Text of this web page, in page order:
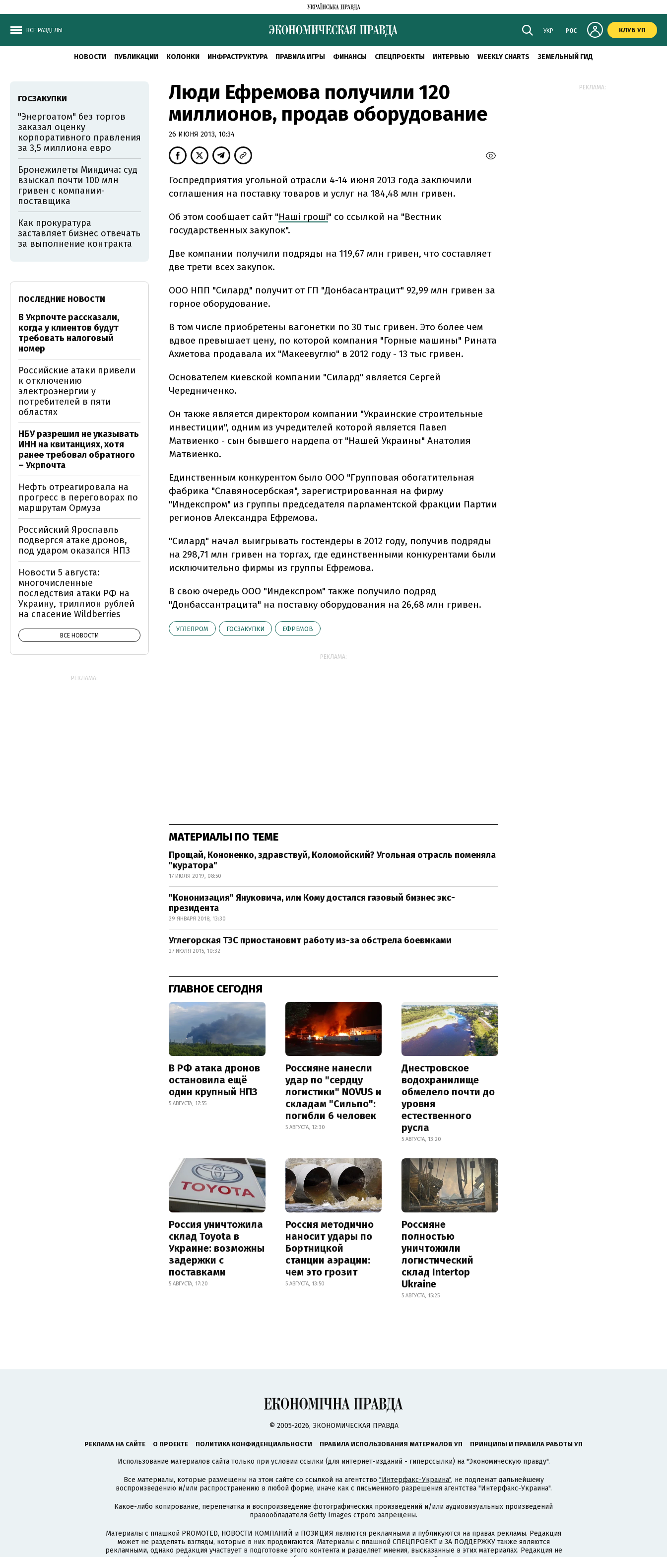
ВСЕ РАЗДЕЛЫ УКР РОС КЛУБ УП
НОВОСТИ ПУБЛИКАЦИИ КОЛОНКИ ИНФРАСТРУКТУРА ПРАВИЛА ИГРЫ ФИНАНСЫ СПЕЦПРОЕКТЫ ИНТЕРВЬЮ WEEKLY CHARTS ЗЕМЕЛЬНЫЙ ГИД
Люди Ефремова получили 120
миллионов, продав оборудование
26 ИЮНЯ 2013, 10:34
Госпредприятия угольной отрасли 4-14 июня 2013 года заключили
соглашения на поставку товаров и услуг на 184,48 млн гривен.
Об этом сообщает сайт "Наші гроші" со ссылкой на "Вестник
государственных закупок".
Две компании получили подряды на 119,67 млн гривен, что составляет
две трети всех закупок.
ООО НПП "Силард" получит от ГП "Донбасантрацит" 92,99 млн гривен за
горное оборудование.
В том числе приобретены вагонетки по 30 тыс гривен. Это более чем
вдвое превышает цену, по которой компания "Горные машины" Рината
Ахметова продавала их "Макеевуглю" в 2012 году - 13 тыс гривен.
Основателем киевской компании "Силард" является Сергей
Чередниченко.
Он также является директором компании "Украинские строительные
инвестиции", одним из учредителей которой является Павел
Матвиенко - сын бывшего нардепа от "Нашей Украины" Анатолия
Матвиенко.
Единственным конкурентом было ООО "Групповая обогатительная
фабрика "Славяносербская", зарегистрированная на фирму
"Индекспром" из группы председателя парламентской фракции Партии
регионов Александра Ефремова.
"Силард" начал выигрывать гостендеры в 2012 году, получив подряды
на 298,71 млн гривен на торгах, где единственными конкурентами были
исключительно фирмы из группы Ефремова.
В свою очередь ООО "Индекспром" также получило подряд
"Донбассантрацита" на поставку оборудования на 26,68 млн гривен.
УГЛЕПРОМ ГОСЗАКУПКИ ЕФРЕМОВ
РЕКЛАМА:
МАТЕРИАЛЫ ПО ТЕМЕ
Прощай, Кононенко, здравствуй, Коломойский? Угольная отрасль поменяла
"куратора"
17 ИЮЛЯ 2019, 08:50
"Кононизация" Януковича, или Кому достался газовый бизнес экс-
президента
29 ЯНВАРЯ 2018, 13:30
Углегорская ТЭС приостановит работу из-за обстрела боевиками
27 ИЮЛЯ 2015, 10:32
ГЛАВНОЕ СЕГОДНЯ
В РФ атака дронов
остановила ещё
один крупный НПЗ
5 АВГУСТА, 17:55
Россияне нанесли
удар по "сердцу
логистики" NOVUS и
складам "Сильпо":
погибли 6 человек
5 АВГУСТА, 12:30
Днестровское
водохранилище
обмелело почти до
уровня
естественного
русла
5 АВГУСТА, 13:20
Россия уничтожила
склад Toyota в
Украине: возможны
задержки с
поставками
5 АВГУСТА, 17:20
Россия методично
наносит удары по
Бортницкой
станции аэрации:
чем это грозит
5 АВГУСТА, 13:50
Россияне
полностью
уничтожили
логистический
склад Intertop
Ukraine
5 АВГУСТА, 15:25
ГОСЗАКУПКИ
"Энергоатом" без торгов
заказал оценку
корпоративного правления
за 3,5 миллиона евро
Бронежилеты Миндича: суд
взыскал почти 100 млн
гривен с компании-
поставщика
Как прокуратура
заставляет бизнес отвечать
за выполнение контракта
ПОСЛЕДНИЕ НОВОСТИ
В Укрпочте рассказали,
когда у клиентов будут
требовать налоговый
номер
Российские атаки привели
к отключению
электроэнергии у
потребителей в пяти
областях
НБУ разрешил не указывать
ИНН на квитанциях, хотя
ранее требовал обратного
– Укрпочта
Нефть отреагировала на
прогресс в переговорах по
маршрутам Ормуза
Российский Ярославль
подвергся атаке дронов,
под ударом оказался НПЗ
Новости 5 августа:
многочисленные
последствия атаки РФ на
Украину, триллион рублей
на спасение Wildberries
ВСЕ НОВОСТИ
РЕКЛАМА:
РЕКЛАМА:
© 2005-2026, ЭКОНОМИЧЕСКАЯ ПРАВДА
РЕКЛАМА НА САЙТЕ О ПРОЕКТЕ ПОЛИТИКА КОНФИДЕНЦИАЛЬНОСТИ ПРАВИЛА ИСПОЛЬЗОВАНИЯ МАТЕРИАЛОВ УП ПРИНЦИПЫ И ПРАВИЛА РАБОТЫ УП
Использование материалов сайта только при условии ссылки (для интернет-изданий - гиперссылки) на "Экономическую правду".
Все материалы, которые размещены на этом сайте со ссылкой на агентство "Интерфакс-Украина", не подлежат дальнейшему
воспроизведению и/или распространению в любой форме, иначе как с письменного разрешения агентства "Интерфакс-Украина".
Какое-либо копирование, перепечатка и воспроизведение фотографических произведений и/или аудиовизуальных произведений
правообладателя Getty Images строго запрещены.
Материалы с плашкой PROMOTED, НОВОСТИ КОМПАНИЙ и ПОЗИЦИЯ являются рекламными и публикуются на правах рекламы. Редакция
может не разделять взгляды, которые в них продвигаются. Материалы с плашкой СПЕЦПРОЕКТ и ЗА ПОДДЕРЖКУ также являются
рекламными, однако редакция участвует в подготовке этого контента и разделяет мнения, высказанные в этих материалах. Редакция не